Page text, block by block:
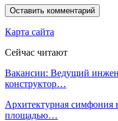
Карта сайта
Сейчас читают
Вакансии: Ведущий
конструктор…
Архитектурная симфония
площадью…